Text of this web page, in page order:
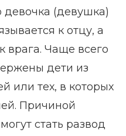
девочка (девушка)
к отцу, а
врага. Чаще всего
дети из
или тех, в которых
Причиной
стать развод